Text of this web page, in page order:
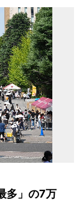
多」の7万